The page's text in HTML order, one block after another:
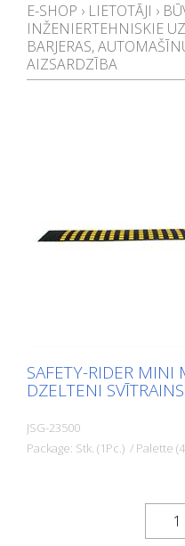
E-SHOP › LIETOTĀJI ›
INŽENIERTEHNISKIE
BARJERAS,
AIZSARDZĪBA
SAFETY-RIDER MINI
DZELTENI SVĪTRAINS
JSG-23500
Package: Stk. (1Pc.) / Palette